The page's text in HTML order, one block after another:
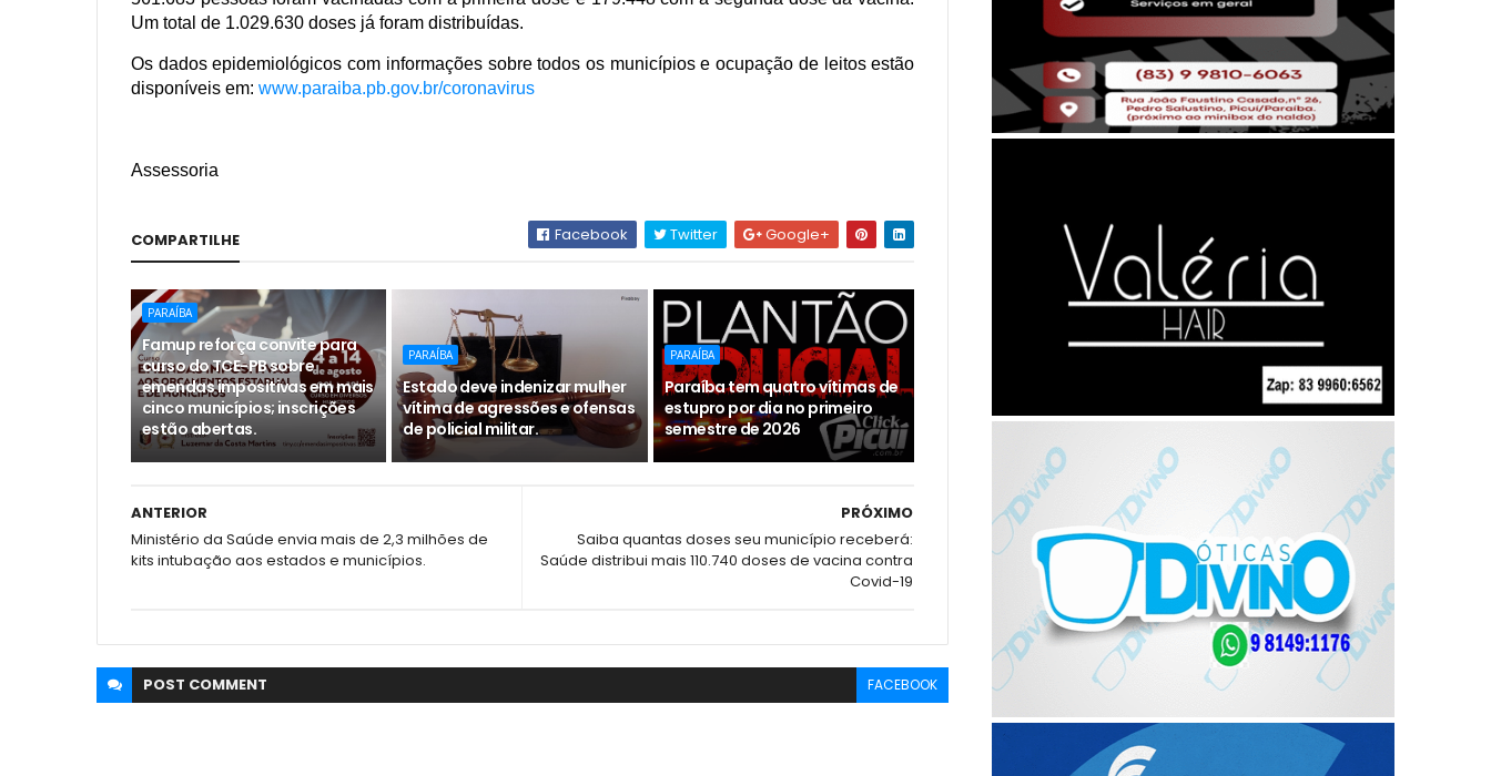
Um total de 1.029.630 doses já foram distribuídas.
Os dados epidemiológicos com informações sobre todos os municípios e ocupação de leitos estão
disponíveis em: www.paraiba.pb.gov.br/coronavirus
Assessoria
COMPARTILHE Facebook Twitter Google+
PARAÍBA
Famup reforça convite para
curso do TCE-PB sobre
emendas impositivas em mais
cinco municípios; inscrições
estão abertas.
PARAÍBA
Estado deve indenizar mulher
vítima de agressões e ofensas
de policial militar.
PARAÍBA
Paraíba tem quatro vítimas de
estupro por dia no primeiro
semestre de 2026
PRÓXIMO
Saiba quantas doses seu município receberá:
Saúde distribui mais 110.740 doses de vacina contra
Covid-19
ANTERIOR
Ministério da Saúde envia mais de 2,3 milhões de
kits intubação aos estados e municípios.
POST COMMENT FACEBOOK